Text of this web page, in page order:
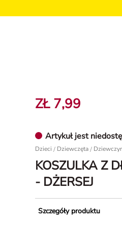
ZŁ 7,99
Artykuł jest
Dzieci / Dziewczęta /
KOSZULKA Z
- DŻERSEJ
Szczegóły produktu